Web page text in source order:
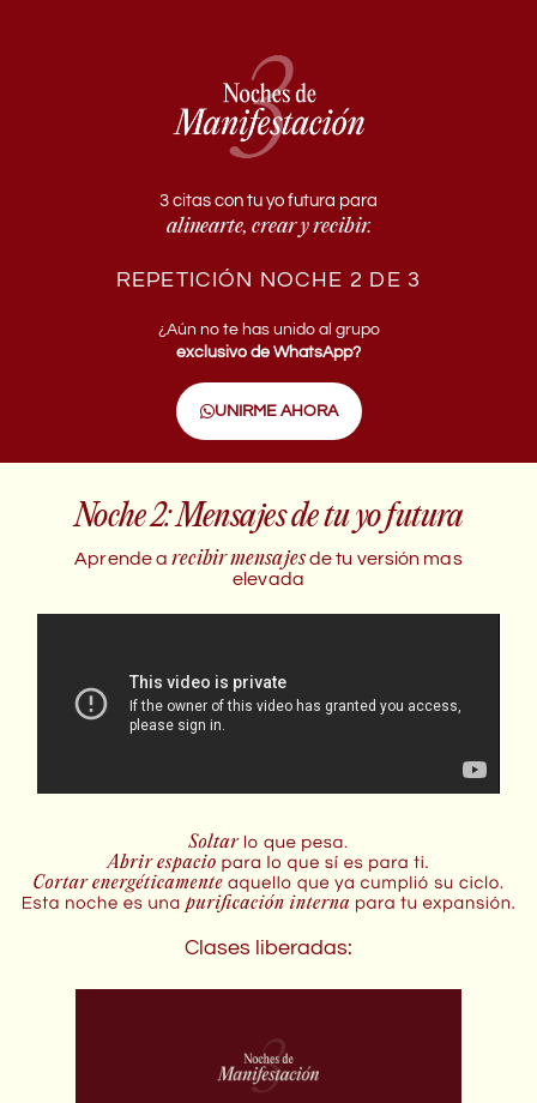
3 citas con tu yo futura para
alinearte, crear y recibir.
REPETICIÓN NOCHE 2 DE 3
¿Aún no te has unido al grupo
exclusivo de WhatsApp?
UNIRME AHORA
Noche 2: Mensajes de tu yo futura
Aprende arecibir mensajesde tu versión mas
elevada
Clases liberadas: